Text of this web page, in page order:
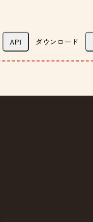
API ダウンロード